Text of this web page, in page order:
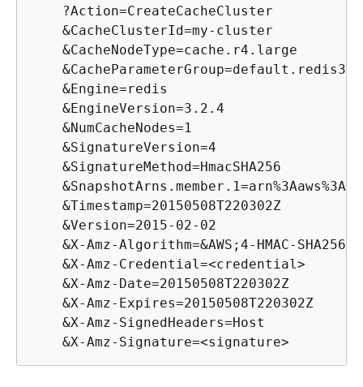
    ?Action=CreateCacheCluster
    &CacheClusterId=my-cluster
    &CacheNodeType=cache.r4.large
    &CacheParameterGroup=default.redis3.2
    &Engine=redis
    &EngineVersion=3.2.4
    &NumCacheNodes=1
    &SignatureVersion=4
    &SignatureMethod=HmacSHA256
    &Timestamp=20150508T220302Z
    &Version=2015-02-02
    &X-Amz-Algorithm=&AWS;4-HMAC-SHA256
    &X-Amz-Credential=<credential>
    &X-Amz-Date=20150508T220302Z
    &X-Amz-Expires=20150508T220302Z
    &X-Amz-SignedHeaders=Host
    &X-Amz-Signature=<signature>